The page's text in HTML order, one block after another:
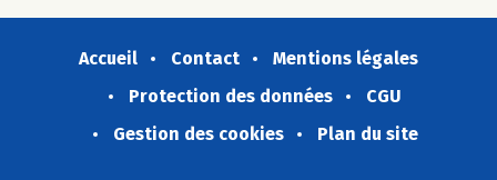
Accueil Contact
Mentions légales
Protection des données
CGU
Gestion des cookies
Plan du site